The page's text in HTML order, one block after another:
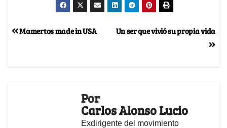
Un ser que vivió su propia vida
Mamertos made in USA
Por
Carlos Alonso Lucio
Exdirigente del movimiento